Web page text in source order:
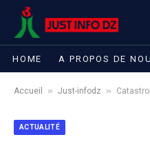
HOME A PROPOS DE
Accueil » Just-infodz » Catastrophe à
ACTUALITÉ